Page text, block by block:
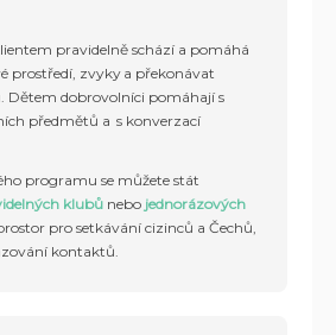
pravidelně schází a pomáhá
prostředí, zvyky a překonávat
Dětem dobrovolníci pomáhají s
předmětů a s konverzací
programu se můžete stát
klubů nebo jednorázových
pro setkávání cizinců a Čechů,
kontaktů.